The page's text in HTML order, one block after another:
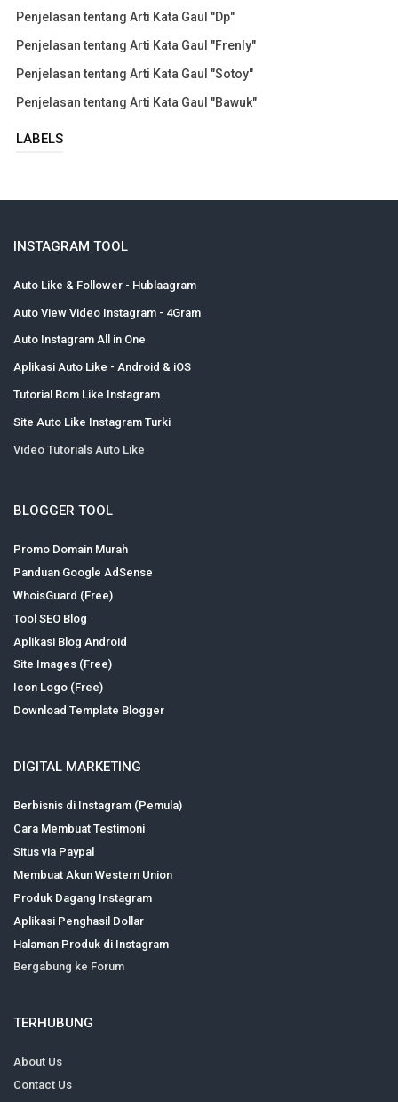
Penjelasan tentang Arti Kata Gaul "Dp"
Penjelasan tentang Arti Kata Gaul "Frenly"
Penjelasan tentang Arti Kata Gaul "Sotoy"
Penjelasan tentang Arti Kata Gaul "Bawuk"
LABELS
INSTAGRAM TOOL
Auto Like & Follower - Hublaagram
Auto View Video Instagram - 4Gram
Auto Instagram All in One
Aplikasi Auto Like - Android & iOS
Tutorial Bom Like Instagram
Site Auto Like Instagram Turki
Video Tutorials Auto Like
BLOGGER TOOL
Promo Domain Murah
Panduan Google AdSense
WhoisGuard (Free)
Tool SEO Blog
Aplikasi Blog Android
Site Images (Free)
Icon Logo (Free)
Download Template Blogger
DIGITAL MARKETING
Berbisnis di Instagram (Pemula)
Cara Membuat Testimoni
Situs via Paypal
Membuat Akun Western Union
Produk Dagang Instagram
Aplikasi Penghasil Dollar
Halaman Produk di Instagram
Bergabung ke Forum
TERHUBUNG
About Us
Contact Us